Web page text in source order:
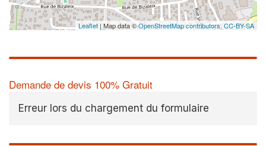
Leaflet | Map data ©OpenStreetMap contributors,CC-BY-SA
Demande de devis 100% Gratuit
Erreur lors du chargement du formulaire